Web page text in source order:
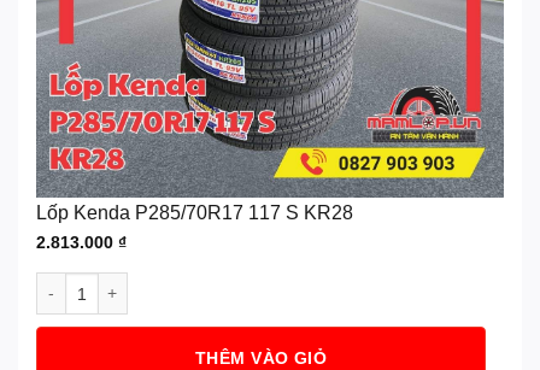
Lốp Kenda P285/70R17 117 S KR28
2.813.000 ₫
THÊM VÀO GIỎ